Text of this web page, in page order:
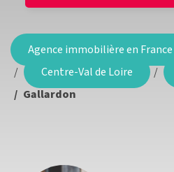
Agence immobilière en France
Centre-Val de Loire
Gallardon